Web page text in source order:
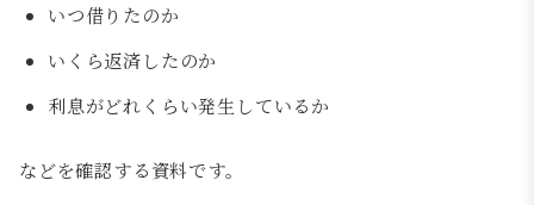
いつ借りたのか
いくら返済したのか
利息がどれくらい発生しているか
などを確認する資料です。